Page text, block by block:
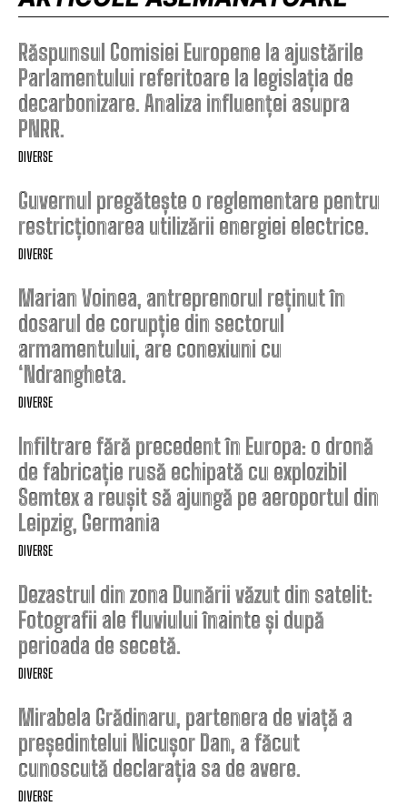
Răspunsul Comisiei Europene la ajustările
Parlamentului referitoare la legislația de
decarbonizare. Analiza influenței asupra
PNRR.
DIVERSE
Guvernul pregătește o reglementare pentru
restricționarea utilizării energiei electrice.
DIVERSE
Marian Voinea, antreprenorul reținut în
dosarul de corupție din sectorul
armamentului, are conexiuni cu
‘Ndrangheta.
DIVERSE
Infiltrare fără precedent în Europa: o dronă
de fabricație rusă echipată cu explozibil
Semtex a reușit să ajungă pe aeroportul din
Leipzig, Germania
DIVERSE
Dezastrul din zona Dunării văzut din satelit:
Fotografii ale fluviului înainte și după
perioada de secetă.
DIVERSE
Mirabela Grădinaru, partenera de viață a
președintelui Nicușor Dan, a făcut
cunoscută declarația sa de avere.
DIVERSE